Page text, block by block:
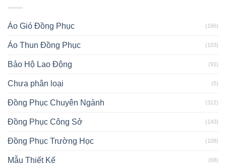
Áo Gió Đồng Phục (166)
Áo Thun Đồng Phục (103)
Bảo Hộ Lao Động (91)
Chưa phân loại (5)
Đồng Phục Chuyên Ngành (312)
Đồng Phục Công Sở (143)
Đồng Phục Trường Học (108)
Mẫu Thiết Kế (68)